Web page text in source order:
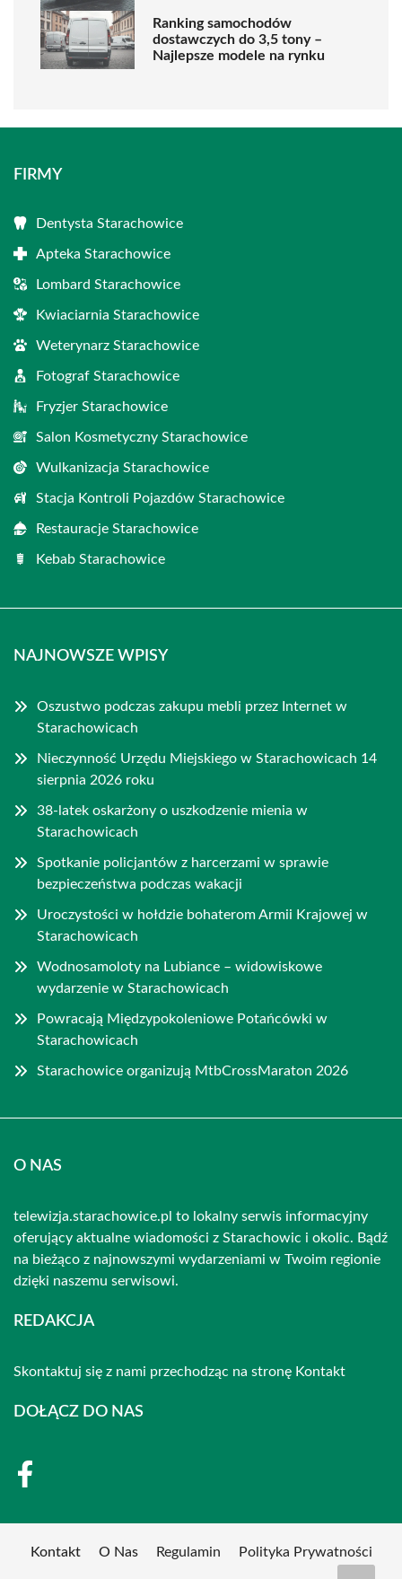
Ranking samochodów
dostawczych do 3,5 tony –
Najlepsze modele na rynku
FIRMY
Dentysta Starachowice
Apteka Starachowice
Lombard Starachowice
Kwiaciarnia Starachowice
Weterynarz Starachowice
Fotograf Starachowice
Fryzjer Starachowice
Salon Kosmetyczny Starachowice
Wulkanizacja Starachowice
Stacja Kontroli Pojazdów Starachowice
Restauracje Starachowice
Kebab Starachowice
NAJNOWSZE WPISY
Oszustwo podczas zakupu mebli przez Internet w
Starachowicach
Nieczynność Urzędu Miejskiego w Starachowicach 14
sierpnia 2026 roku
38-latek oskarżony o uszkodzenie mienia w
Starachowicach
Spotkanie policjantów z harcerzami w sprawie
bezpieczeństwa podczas wakacji
Uroczystości w hołdzie bohaterom Armii Krajowej w
Starachowicach
Wodnosamoloty na Lubiance – widowiskowe
wydarzenie w Starachowicach
Powracają Międzypokoleniowe Potańcówki w
Starachowicach
Starachowice organizują MtbCrossMaraton 2026
O NAS
telewizja.starachowice.pl to lokalny serwis informacyjny
oferujący aktualne wiadomości z Starachowic i okolic. Bądź
na bieżąco z najnowszymi wydarzeniami w Twoim regionie
dzięki naszemu serwisowi.
REDAKCJA
Skontaktuj się z nami przechodząc na stronę Kontakt
DOŁĄCZ DO NAS
Kontakt O Nas Regulamin Polityka Prywatności